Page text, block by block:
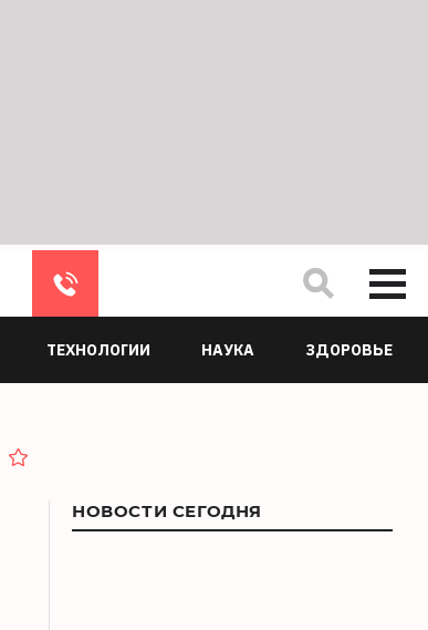
ТЕХНОЛОГИИ НАУКА ЗДОРОВЬЕ
НОВОСТИ СЕГОДНЯ